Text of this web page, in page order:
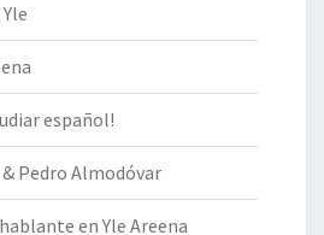
español!
Pedro Almodóvar
en Yle Areena